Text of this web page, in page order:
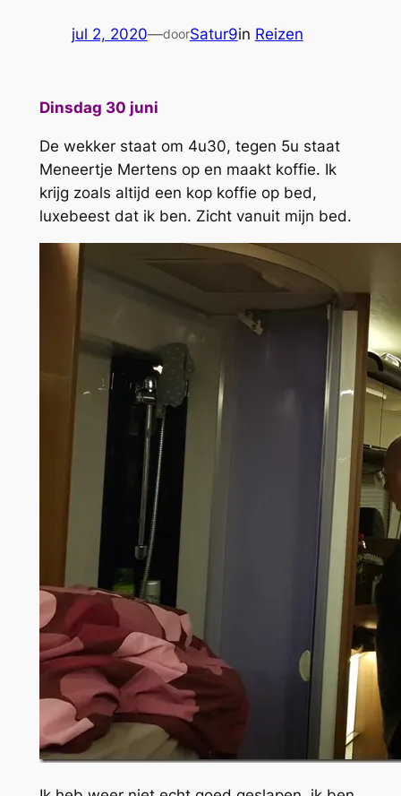
jul 2, 2020—doorSatur9in Reizen
Dinsdag 30 juni
De wekker staat om 4u30, tegen 5u staat
Meneertje Mertens op en maakt koffie. Ik
krijg zoals altijd een kop koffie op bed,
luxebeest dat ik ben. Zicht vanuit mijn bed.